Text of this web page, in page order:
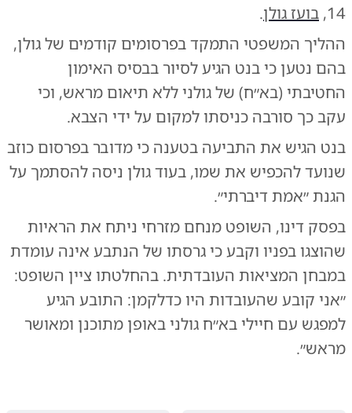
14, בועז גולן.
ההליך המשפטי התמקד בפרסומים קודמים של גולן,
בהם נטען כי בנט הגיע לסיור בבסיס האימון
החטיבתי (בא״ח) של גולני ללא תיאום מראש, וכי
עקב כך סורבה כניסתו למקום על ידי הצבא.
בנט הגיש את התביעה בטענה כי מדובר בפרסום כוזב
שנועד להכפיש את שמו, בעוד גולן ניסה להסתמך על
הגנת ״אמת דיברתי״.
בפסק דינו, השופט מנחם מזרחי ניתח את הראיות
שהוצגו בפניו וקבע כי גרסתו של הנתבע אינה עומדת
במבחן המציאות העובדתית. בהחלטתו ציין השופט:
״אני קובע שהעובדות היו כדלקמן: התובע הגיע
למפגש עם חיילי בא״ח גולני באופן מתוכנן ומאושר
מראש״.